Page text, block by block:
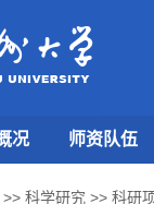
况 师资队伍
>> 科学研究 >> 科研